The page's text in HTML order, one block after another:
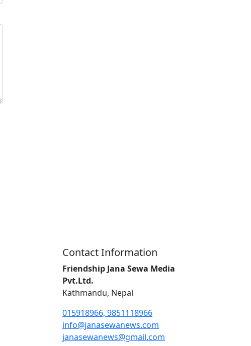
Contact Information
Friendship Jana Sewa Media
Pvt.Ltd.
Kathmandu, Nepal
015918966, 9851118966
info@janasewanews.com
janasewanews@gmail.com